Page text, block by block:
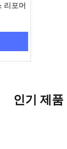
리포머
인기 제품